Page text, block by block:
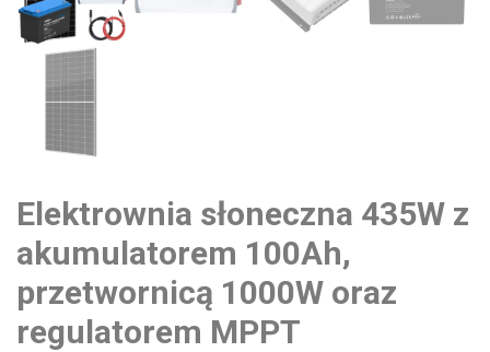
Elektrownia słoneczna 435W z
akumulatorem 100Ah,
przetwornicą 1000W oraz
regulatorem MPPT